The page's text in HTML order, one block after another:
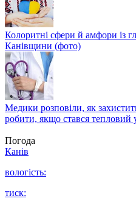
Колоритні сфери й амфори із
Канівщини (фото)
Медики розповіли, як
робити, якщо стався тепловий
Погода
Канів
вологість:
тиск: